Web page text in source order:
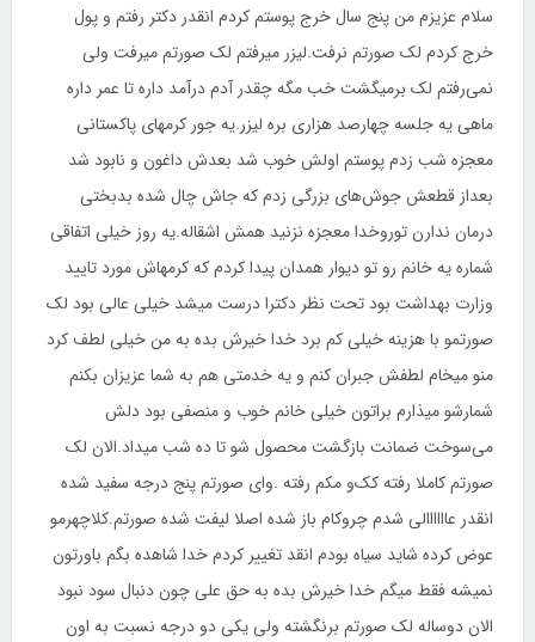
سلام عزیزم من پنج سال خرج پوستم کردم انقدر دکتر رفتم و پول
خرج کردم لک صورتم نرفت.لیزر میرفتم لک صورتم میرفت ولی
نمی‌رفتم لک برمیگشت خب مگه چقدر آدم درآمد داره تا عمر داره
ماهی یه جلسه چهارصد هزاری بره لیزر.یه جور کرمهای پاکستانی
معجزه شب زدم پوستم اولش خوب شد بعدش داغون و نابود شد
بعداز قطعش جوش‌های بزرگی زدم که جاش چال شده بدبختی
درمان ندارن توروخدا معجزه نزنید همش اشقاله.یه روز خیلی اتفاقی
شماره یه خانم رو تو دیوار همدان پیدا کردم که کرمهاش مورد تایید
وزارت بهداشت بود تحت نظر دکترا درست میشد خیلی عالی بود لک
صورتمو با هزینه خیلی کم برد خدا خیرش بده به من خیلی لطف کرد
منو میخام لطفش جبران کنم و یه خدمتی هم به شما عزیزان بکنم
شمارشو میذارم براتون خیلی خانم خوب و منصفی بود دلش
می‌سوخت ضمانت بازگشت محصول شو تا ده شب میداد.الان لک
صورتم کاملا رفته کک‌و مکم رفته .وای صورتم پنج درجه سفید شده
انقدر عاااااالی شدم چروکام باز شده اصلا لیفت شده صورتم.کلاچهرمو
عوض کرده شاید سیاه بودم انقد تغییر کردم خدا شاهده بگم باورتون
نمیشه فقط میگم خدا خیرش بده به حق علی چون دنبال سود نبود
الان دوساله لک صورتم برنگشته ولی یکی دو درجه نسبت به اون